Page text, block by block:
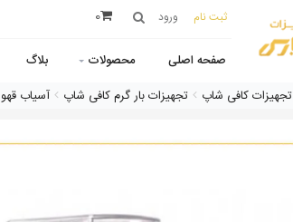
ثبت نام ورود 0
صفحه اصلی محصولات بلاگ
تجهیزات کافی شاپ تجهیزات بار گرم کافی شاپ آسیاب